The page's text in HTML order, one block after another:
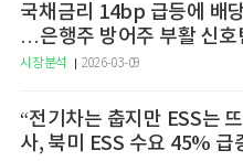
국채금리 14bp 급등에 배
…은행주 방어주 부활 신호
시장분석 2026-03-09
“전기차는 춥지만 ESS는
사, 북미 ESS 수요 45% 급